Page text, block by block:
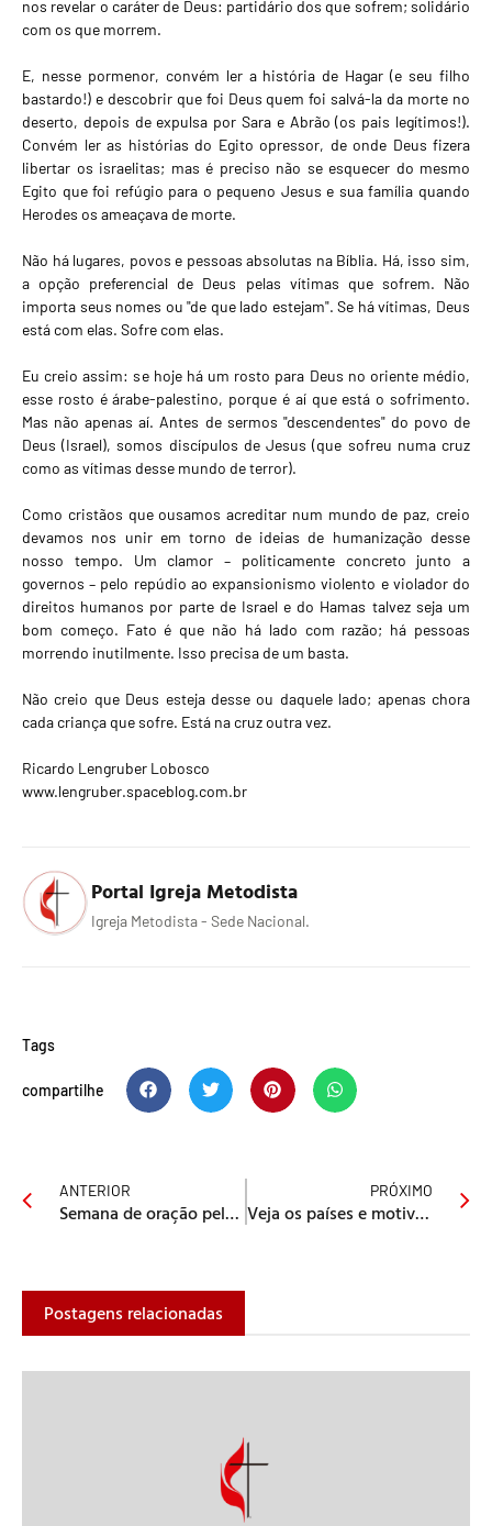
nos revelar o caráter de Deus: partidário dos que sofrem; solidário
com os que morrem.
E, nesse pormenor, convém ler a história de Hagar (e seu filho
bastardo!) e descobrir que foi Deus quem foi salvá-la da morte no
deserto, depois de expulsa por Sara e Abrão (os pais legítimos!).
Convém ler as histórias do Egito opressor, de onde Deus fizera
libertar os israelitas; mas é preciso não se esquecer do mesmo
Egito que foi refúgio para o pequeno Jesus e sua família quando
Herodes os ameaçava de morte.
Não há lugares, povos e pessoas absolutas na Bíblia. Há, isso sim,
a opção preferencial de Deus pelas vítimas que sofrem. Não
importa seus nomes ou "de que lado estejam". Se há vítimas, Deus
está com elas. Sofre com elas.
Eu creio assim: se hoje há um rosto para Deus no oriente médio,
esse rosto é árabe-palestino, porque é aí que está o sofrimento.
Mas não apenas aí. Antes de sermos "descendentes" do povo de
Deus (Israel), somos discípulos de Jesus (que sofreu numa cruz
como as vítimas desse mundo de terror).
Como cristãos que ousamos acreditar num mundo de paz, creio
devamos nos unir em torno de ideias de humanização desse
nosso tempo. Um clamor – politicamente concreto junto a
governos – pelo repúdio ao expansionismo violento e violador do
direitos humanos por parte de Israel e do Hamas talvez seja um
bom começo. Fato é que não há lado com razão; há pessoas
morrendo inutilmente. Isso precisa de um basta.
Não creio que Deus esteja desse ou daquele lado; apenas chora
cada criança que sofre. Está na cruz outra vez.
Ricardo Lengruber Lobosco
www.lengruber.spaceblog.com.br
Portal Igreja Metodista
Igreja Metodista - Sede Nacional.
Tags
compartilhe
ANTERIOR
Semana de oração pelos países Belize, Guatemala, Honduras e México
PRÓXIMO
Veja os países e motivos de oração dessa semana!
Postagens relacionadas